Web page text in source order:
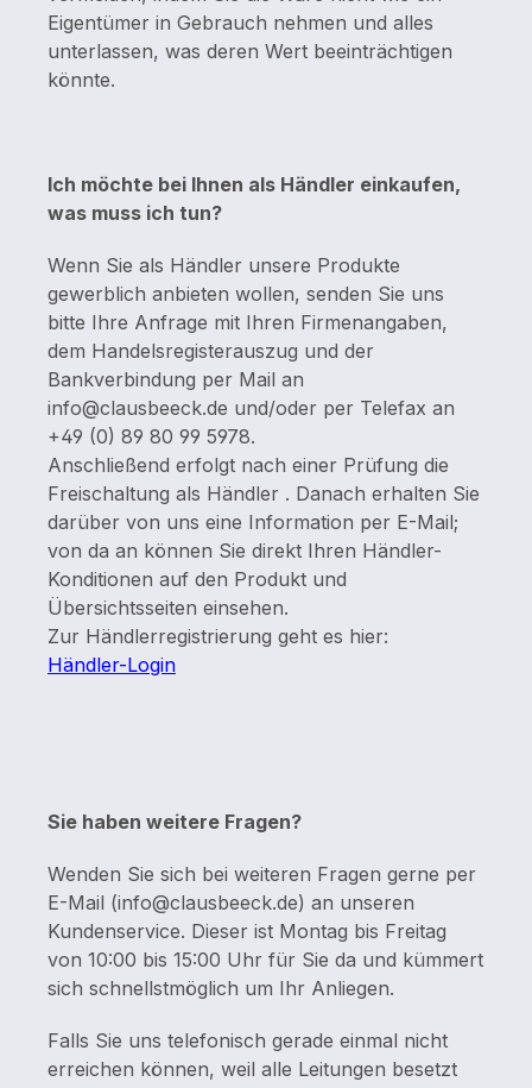
Eigentümer in Gebrauch nehmen und alles
unterlassen, was deren Wert beeinträchtigen
könnte.
Ich möchte bei Ihnen als Händler einkaufen,
was muss ich tun?
Wenn Sie als Händler unsere Produkte
gewerblich anbieten wollen, senden Sie uns
bitte Ihre Anfrage mit Ihren Firmenangaben,
dem Handelsregisterauszug und der
Bankverbindung per Mail an
info@clausbeeck.de und/oder per Telefax an
+49 (0) 89 80 99 5978.
Anschließend erfolgt nach einer Prüfung die
Freischaltung als Händler . Danach erhalten Sie
darüber von uns eine Information per E-Mail;
von da an können Sie direkt Ihren Händler-
Konditionen auf den Produkt und
Übersichtsseiten einsehen.
Zur Händlerregistrierung geht es hier:
Händler-Login
Sie haben weitere Fragen?
Wenden Sie sich bei weiteren Fragen gerne per
E-Mail (info@clausbeeck.de) an unseren
Kundenservice. Dieser ist Montag bis Freitag
von 10:00 bis 15:00 Uhr für Sie da und kümmert
sich schnellstmöglich um Ihr Anliegen.
Falls Sie uns telefonisch gerade einmal nicht
erreichen können, weil alle Leitungen besetzt